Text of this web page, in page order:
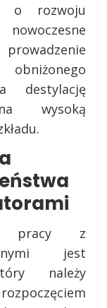
o rozwoju
destylację
wysoką
pracy z
jest
należy